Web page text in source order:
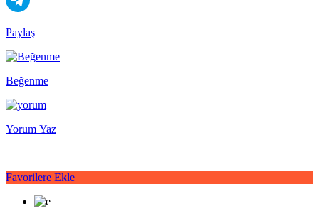
Paylaş
Beğenme
Yorum Yaz
Favorilere Ekle